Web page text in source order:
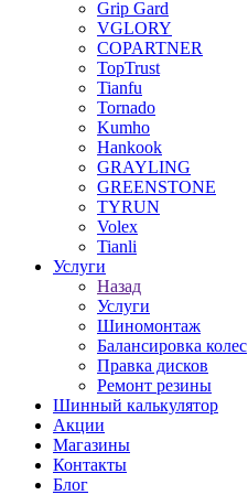
Grip Gard
VGLORY
COPARTNER
TopTrust
Tianfu
Tornado
Kumho
Hankook
GRAYLING
GREENSTONE
TYRUN
Volex
Tianli
Услуги
Назад
Услуги
Шиномонтаж
Балансировка колес
Правка дисков
Ремонт резины
Шинный калькулятор
Акции
Магазины
Контакты
Блог